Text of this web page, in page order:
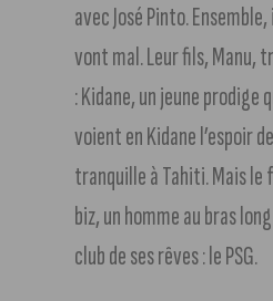
avec José Pinto.
vont mal. Leur fils, Manu,
: Kidane, un jeune
voient en Kidane l’espoir
tranquille à Tahiti. Mais le
biz, un homme au bras
club de ses rêves : le PSG.